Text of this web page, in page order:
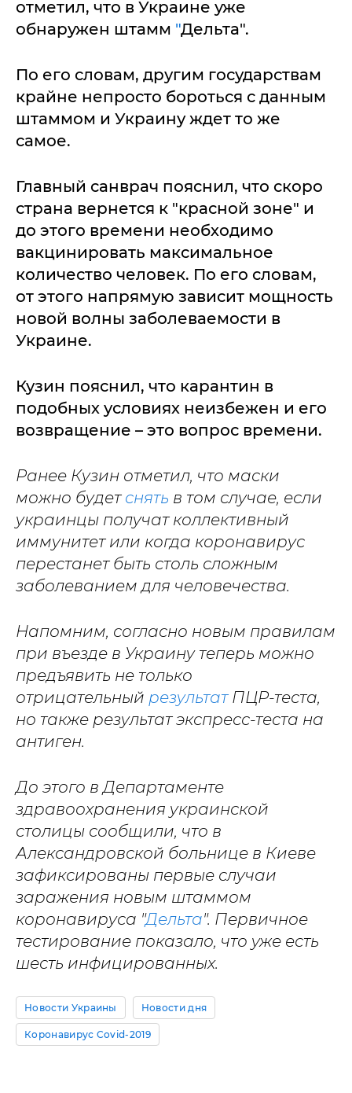
отметил, что в Украине уже
обнаружен штамм "Дельта".
По его словам, другим государствам
крайне непросто бороться с данным
штаммом и Украину ждет то же
самое.
Главный санврач пояснил, что скоро
страна вернется к "красной зоне" и
до этого времени необходимо
вакцинировать максимальное
количество человек. По его словам,
от этого напрямую зависит мощность
новой волны заболеваемости в
Украине.
Кузин пояснил, что карантин в
подобных условиях неизбежен и его
возвращение – это вопрос времени.
Ранее Кузин отметил, что маски
можно будет снять в том случае, если
украинцы получат коллективный
иммунитет или когда коронавирус
перестанет быть столь сложным
заболеванием для человечества.
Напомним, согласно новым правилам
при въезде в Украину теперь можно
предъявить не только
отрицательный результатПЦР-теста,
но также результат экспресс-теста на
антиген.
До этого в Департаменте
здравоохранения украинской
столицы сообщили, что в
Александровской больнице в Киеве
зафиксированы первые случаи
заражения новым штаммом
коронавируса "Дельта". Первичное
тестирование показало, что уже есть
шесть инфицированных.
Новости Украины Новости дня
Коронавирус Covid-2019